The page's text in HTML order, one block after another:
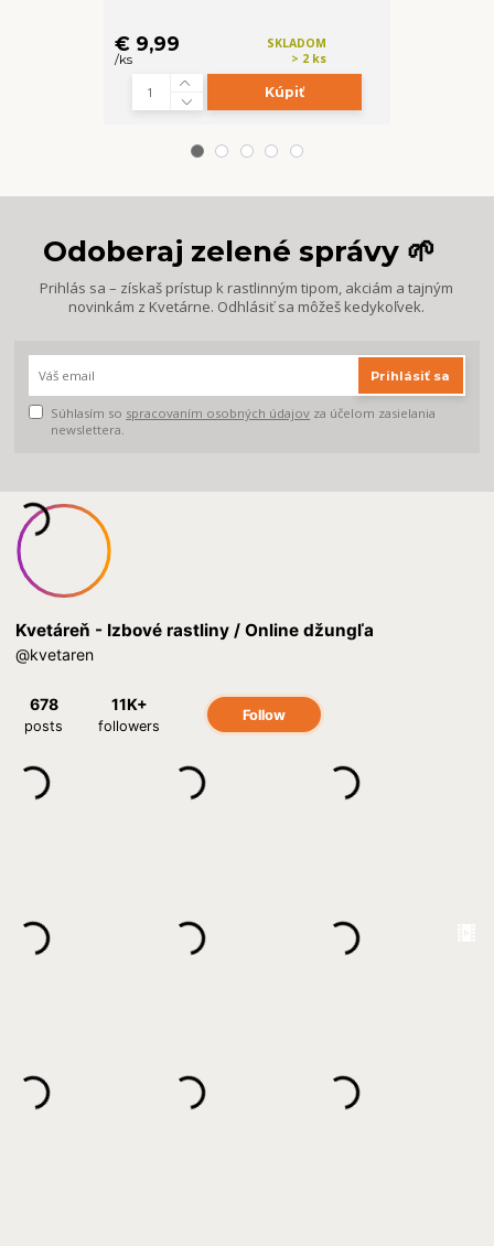
€ 9,99
/ks
SKLADOM
> 2 ks
Kúpiť
Odoberaj zelené správy 🌱
Prihlás sa – získaš prístup k rastlinným tipom, akciám a tajným
novinkám z Kvetárne. Odhlásiť sa môžeš kedykoľvek.
Prihlásiť sa
Súhlasím so spracovaním osobných údajov za účelom zasielania
newslettera.